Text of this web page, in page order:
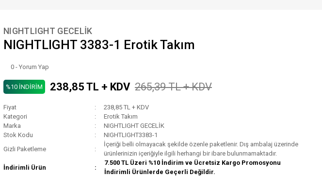
NIGHTLIGHT GECELİK
NIGHTLIGHT 3383-1 Erotik Takım
0 - Yorum Yap
%10 İNDİRİM 238,85 TL + KDV 265,39 TL + KDV
Fiyat
238,85 TL + KDV
Kategori
Erotik Takım
Marka
NIGHTLIGHT GECELİK
Stok Kodu
NIGHTLIGHT3383-1
Gizli Paketleme
İçeriği belli olmayacak şekilde özenle paketlenir. Dış ambalaj üzerinde
ürünlerinizin içeriğiyle ilgili herhangi bir ibare bulunmamaktadır.
İndirimli Ürün
7.500 TL Üzeri %10 İndirim ve Ücretsiz Kargo Promosyonu
İndirimli Ürünlerde Geçerli Değildir.